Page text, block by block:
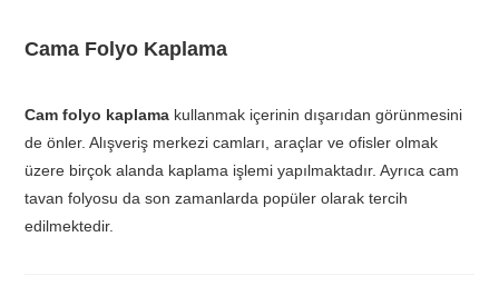
Cama Folyo Kaplama
Cam folyo kaplama kullanmak içerinin dışarıdan görünmesini
de önler. Alışveriş merkezi camları, araçlar ve ofisler olmak
üzere birçok alanda kaplama işlemi yapılmaktadır. Ayrıca cam
tavan folyosu da son zamanlarda popüler olarak tercih
edilmektedir.